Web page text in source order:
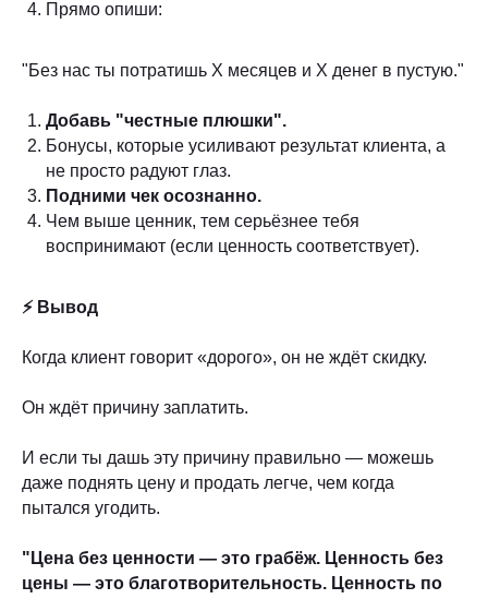
Прямо опиши:
"Без нас ты потратишь Х месяцев и Х денег в пустую."
Добавь "честные плюшки".
Бонусы, которые усиливают результат клиента, а
не просто радуют глаз.
Подними чек осознанно.
Чем выше ценник, тем серьёзнее тебя
воспринимают (если ценность соответствует).
⚡ Вывод
Когда клиент говорит «дорого», он не ждёт скидку.
Он ждёт причину заплатить.
И если ты дашь эту причину правильно — можешь
даже поднять цену и продать легче, чем когда
пытался угодить.
"Цена без ценности — это грабёж. Ценность без
цены — это благотворительность. Ценность по